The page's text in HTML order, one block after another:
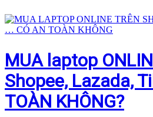
MUA laptop
Shopee, Lazada,
TOÀN KHÔNG?